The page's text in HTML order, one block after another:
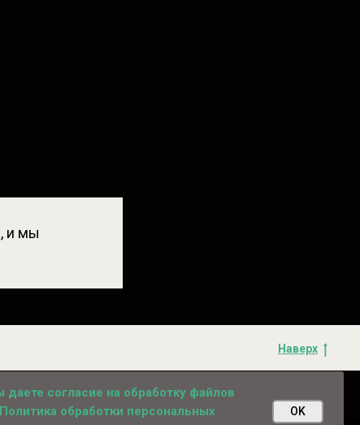
и мы
Наверх
согласие на обработку файлов
обработки персональных
OK
данных